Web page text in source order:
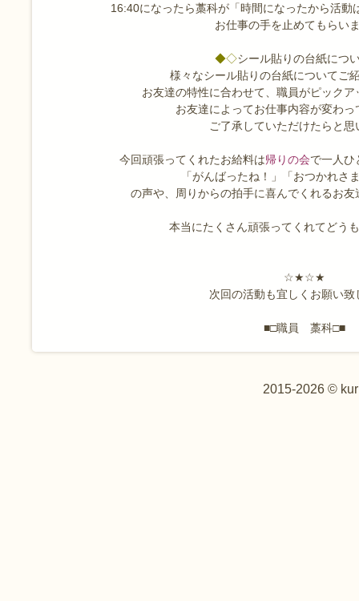
16:40になったら藁科が「時間になったから活動
お仕事の手を止めてもらい
◆◇シール貼りの台紙につ
様々なシール貼りの台紙についてご
お友達の特性に合わせて、職員がピック
お友達によってお仕事内容が変わっ
ご了承していただけたらと思
今回頑張ってくれたお給料は帰りの会で一人ひ
「がんばったね！」「おつかれさ
の声や、周りからの拍手に喜んでくれるお
本当にたくさん頑張ってくれてどう
☆★☆★
次回の活動も宜しくお願い致
■□職員 藁科□■
2015-2026 ©